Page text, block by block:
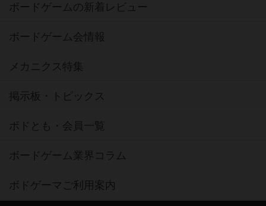
ボードゲームの新着レビュー
ボードゲーム会情報
メカニクス特集
掲示板・トピックス
ボドとも・会員一覧
ボードゲーム業界コラム
ボドゲーマご利用案内